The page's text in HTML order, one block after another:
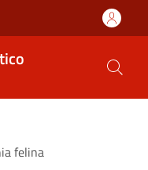
felina